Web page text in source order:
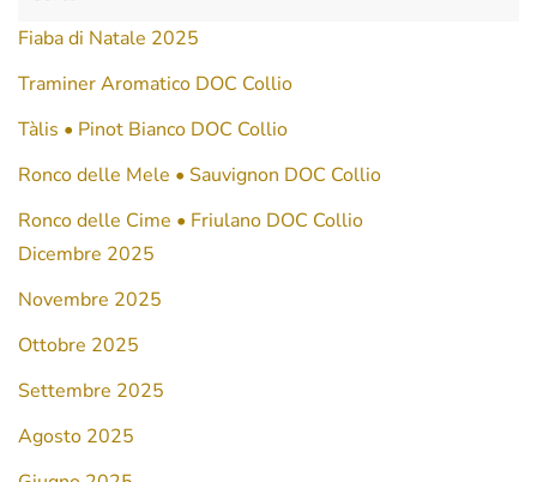
Fiaba di Natale 2025
Traminer Aromatico DOC Collio
Tàlis • Pinot Bianco DOC Collio
Ronco delle Mele • Sauvignon DOC Collio
Ronco delle Cime • Friulano DOC Collio
Dicembre 2025
Novembre 2025
Ottobre 2025
Settembre 2025
Agosto 2025